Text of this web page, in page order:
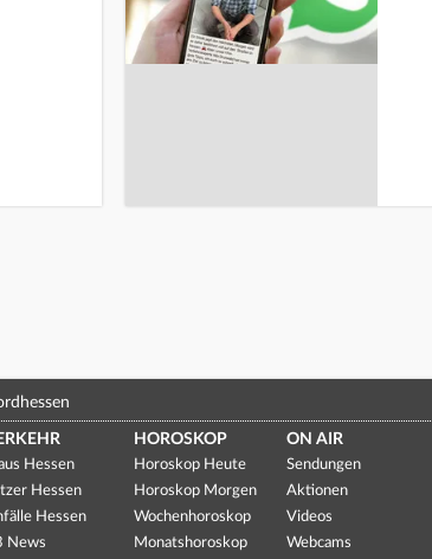
Hessen
Hessen
Hessen
News
HOROSKOP
Horoskop Heute
Horoskop Morgen
Wochenhoroskop
Monatshoroskop
ON AIR
Sendungen
Aktionen
Videos
Webcams